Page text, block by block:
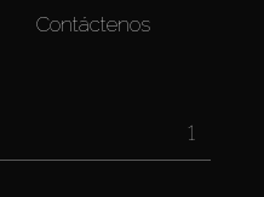
Contáctenos
1